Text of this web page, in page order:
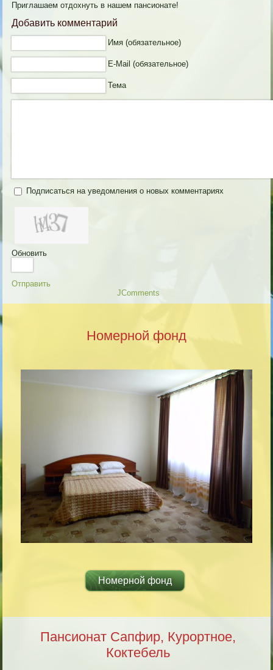
Приглашаем отдохнуть в нашем пансионате!
Добавить комментарий
Имя (обязательное)
E-Mail (обязательное)
Тема
Подписаться на уведомления о новых комментариях
Обновить
Отправить
JComments
Номерной фонд
Номерной фонд
Пансионат Сапфир, Курортное,
Коктебель